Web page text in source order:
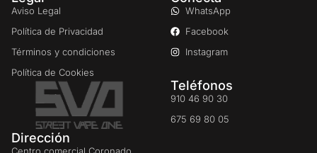
Aviso Legal
Política de Privacidad
Términos y condiciones
Política de Cookies
WhatsApp
Facebook
Instagram
Teléfonos
910 46 90 30
675 69 80 05
Dirección